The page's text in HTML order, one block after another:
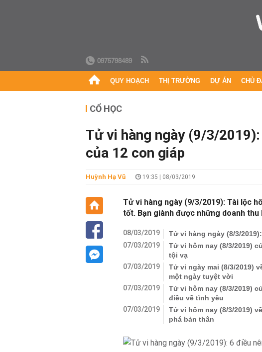
0975798489
QUY HOẠCH THỊ TRƯỜNG DỰ ÁN CHỦ
CỔ HỌC
Tử vi hàng ngày (9/3/
của 12 con giáp
Huỳnh Hạ Vũ 19:35 | 08/03/2019
Tử vi hàng ngày (9/3/2019): Tài lộc
tốt. Bạn giành được những doanh
08/03/2019
Tử vi hàng ngày (8/3/
07/03/2019
Tử vi hôm nay (8/3/2019)
tội vạ
07/03/2019
Tử vi ngày mai (8/3/2019)
một ngày tuyệt vời
07/03/2019
Tử vi hôm nay (8/3/2019)
điều về tình yêu
07/03/2019
Tử vi hôm nay (8/3/2019)
phá bản thân